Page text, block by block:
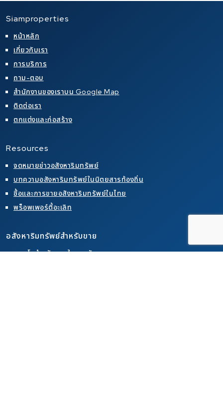
Siamproperties
หน้าหลัก
เกี่ยวกับเรา
การบริการ
ถาม-ตอบ
สำนักงานของเราบน Google Map
ติดต่อเรา
ตกแต่งและก่อสร้าง
Resources
จดหมายข่าวอสังหาริมทรัพย์
บทความอสังหาริมทรัพย์ในนิตยสารท้องถิ่น
ซื้อและการขายอสังหาริมทรัพย์ในไทย
พร็อพเพอร์ตี้อะเลิท
อสังหาริมทรัพย์สำหรับขาย
คอนโดสำหรับขายในเขตพัทยา